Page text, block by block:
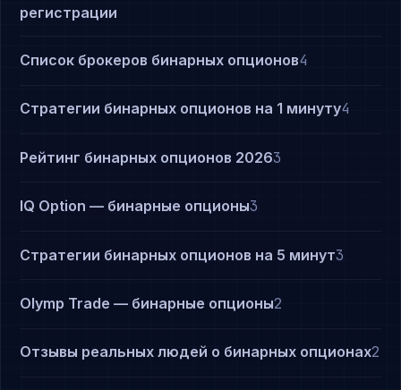
регистрации
Список брокеров бинарных опционов4
Стратегии бинарных опционов на 1 минуту4
Рейтинг бинарных опционов 20263
IQ Option — бинарные опционы3
Стратегии бинарных опционов на 5 минут3
Olymp Trade — бинарные опционы2
Отзывы реальных людей о бинарных опционах2